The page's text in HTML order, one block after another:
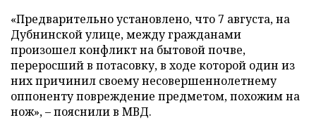
«Предварительно установлено, что 7 августа, на
Дубнинской улице, между гражданами
произошел конфликт на бытовой почве,
переросший в потасовку, в ходе которой один из
них причинил своему несовершеннолетнему
оппоненту повреждение предметом, похожим на
нож», – пояснили в МВД.